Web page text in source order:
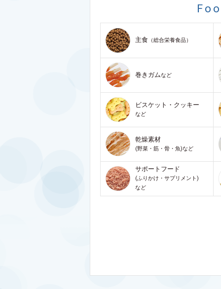
主食 （総合栄養食品）
巻きガムなど
ビスケット・クッキー
など
乾燥素材
(野菜・筋・骨・魚)など
サポートフード
(ふりかけ・サプリメント)
など